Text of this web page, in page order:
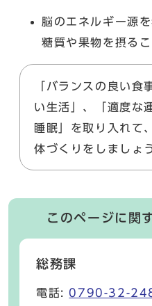
脳のエネルギー源
糖質や果物を摂
「バランスの良い食
い生活」、「適度な
睡眠」を取り入れて
体づくりをしましょ
このページに関
総務課
電話: 0790-32-